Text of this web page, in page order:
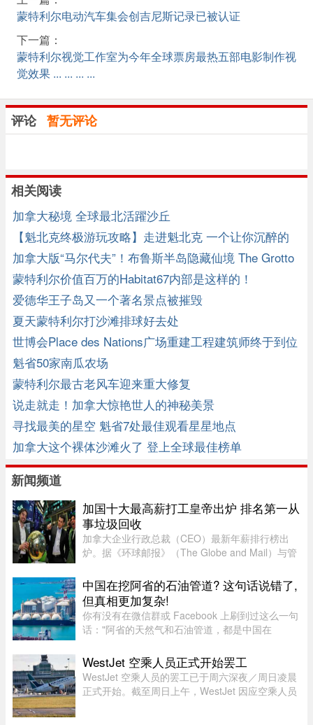
蒙特利尔电动汽车集会创吉尼斯记录已被认证
下一篇：
蒙特利尔视觉工作室为今年全球票房最热五部电影制作视
觉效果 ... ... ... ...
评论 暂无评论
相关阅读
加拿大秘境 全球最北活躍沙丘
【魁北克终极游玩攻略】走进魁北克 一个让你沉醉的
地方
加拿大版“马尔代夫”！布鲁斯半岛隐藏仙境 The Grotto
蒙特利尔价值百万的Habitat67内部是这样的！
爱德华王子岛又一个著名景点被摧毁
夏天蒙特利尔打沙滩排球好去处
世博会Place des Nations广场重建工程建筑师终于到位
魁省50家南瓜农场
蒙特利尔最古老风车迎来重大修复
说走就走！加拿大惊艳世人的神秘美景
寻找最美的星空 魁省7处最佳观看星星地点
加拿大这个裸体沙滩火了 登上全球最佳榜单
新闻频道
加国十大最高薪打工皇帝出炉 排名第一从
事垃圾回收
加拿大企业行政总裁（CEO）最新年薪排行榜出
炉。据《环球邮报》（The Globe and Mail）与管
的2025年「加拿大百大上市公司CEO薪酬排名，
全国最高薪的上市公司行政总裁为 ...
中国在挖阿省的石油管道? 这句话说错了,
但真相更加复杂!
你有没有在微信群或 Facebook 上刷到过这么一句
话："阿省的天然气和石油管道，都是中国在
片，看起来"有图有真相"。那它到底是不是真的？
答案很简单：不准确，甚至可以说 ...
WestJet 空乘人员正式开始罢工
WestJet 空乘人员的罢工已于周六深夜／周日凌晨
正式开始。截至周日上午，WestJet 因应空乘人员